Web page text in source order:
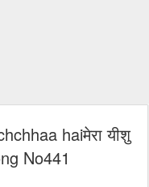
haiमेरा यीशु
No441